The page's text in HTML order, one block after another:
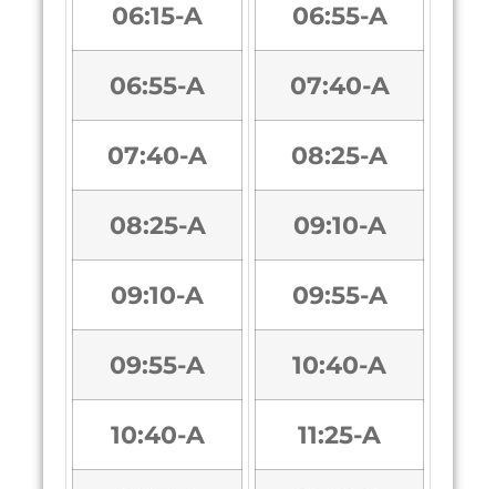
06:15-A
06:55-A
07:40-A
08:25-A
09:10-A
09:55-A
10:40-A
06:55-A
07:40-A
08:25-A
09:10-A
09:55-A
10:40-A
11:25-A